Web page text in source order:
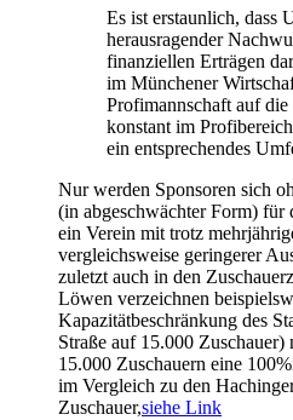
Es ist erstaunlich, dass
herausragender
finanziellen Erträgen
im Münchener
Profimannschaft auf
konstant im
ein entsprechendes
Nur werden Sponsoren sich
(in abgeschwächter Form) für
ein Verein mit trotz
vergleichsweise geringerer
zuletzt auch in den
Löwen verzeichnen
Kapazitätbeschränkung des
Straße auf 15.000
15.000 Zuschauern eine
im Vergleich zu den
Zuschauer,siehe Link